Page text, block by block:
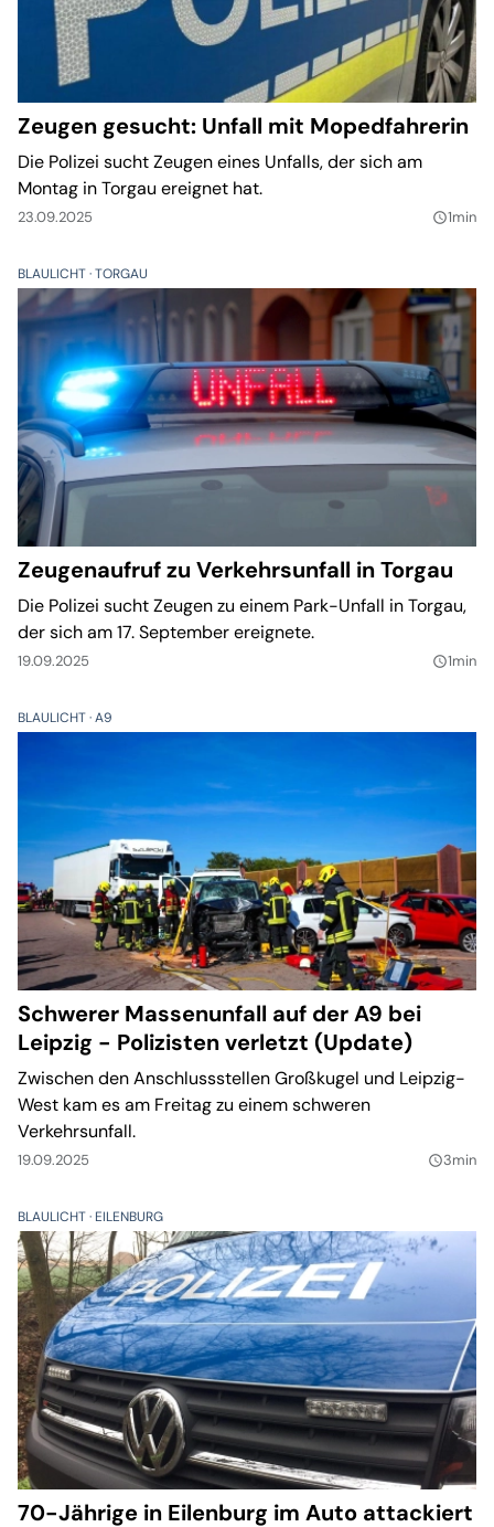
Zeugen gesucht: Unfall mit Mopedfahrerin
Die Polizei sucht Zeugen eines Unfalls, der sich am
Montag in Torgau ereignet hat.
23.09.2025 query_builder1min
BLAULICHT TORGAU
Zeugenaufruf zu Verkehrsunfall in Torgau
Die Polizei sucht Zeugen zu einem Park-Unfall in Torgau,
der sich am 17. September ereignete.
19.09.2025 query_builder1min
BLAULICHT A9
Schwerer Massenunfall auf der A9 bei
Leipzig - Polizisten verletzt (Update)
Zwischen den Anschlussstellen Großkugel und Leipzig-
West kam es am Freitag zu einem schweren
Verkehrsunfall.
19.09.2025 query_builder3min
BLAULICHT EILENBURG
70-Jährige in Eilenburg im Auto attackiert